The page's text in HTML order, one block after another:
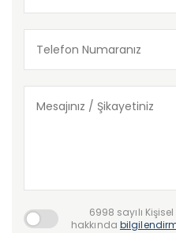
6998 sayılı
hakkında